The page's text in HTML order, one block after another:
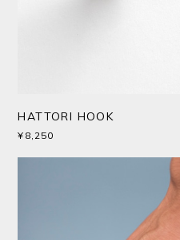
HATTORI HOOK
¥8,250